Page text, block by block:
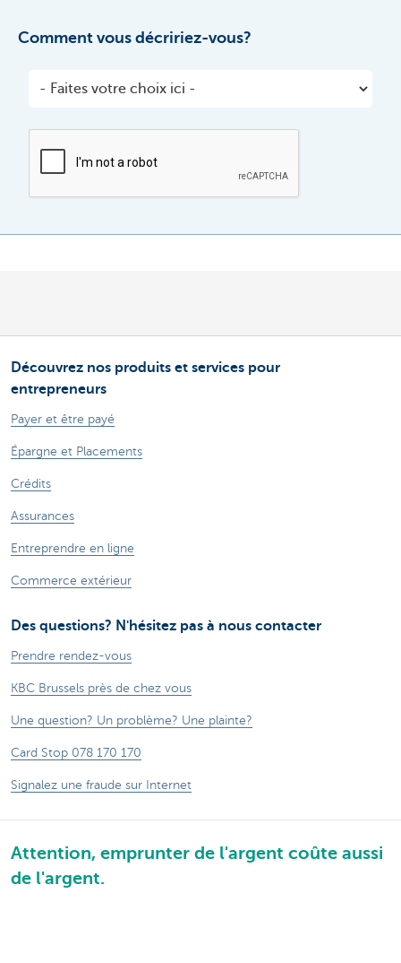
Comment vous décririez-vous?
Découvrez nos produits et services pour
entrepreneurs
Payer et être payé
Épargne et Placements
Crédits
Assurances
Entreprendre en ligne
Commerce extérieur
Des questions? N'hésitez pas à nous contacter
Prendre rendez-vous
KBC Brussels près de chez vous
Une question? Un problème? Une plainte?
Card Stop 078 170 170
Signalez une fraude sur Internet
Attention, emprunter de l'argent coûte aussi
de l'argent.